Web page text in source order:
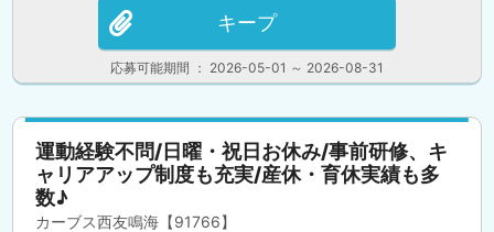
応募可能期間 ： 2026-05-01 ～ 2026-08-31
キープ
運動経験不問/日曜・祝日お休み/事前研修、キ
ャリアアップ制度も充実/産休・育休実績も多
数♪
カーブス西友鳴海【91766】